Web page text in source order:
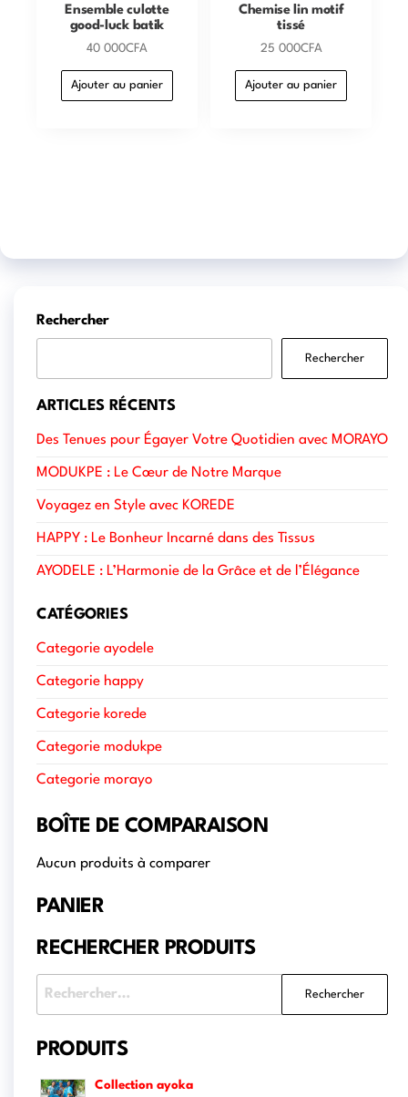
Ensemble culotte
good-luck batik
40 000CFA
Ajouter au panier
Chemise lin motif
tissé
25 000CFA
Ajouter au panier
Rechercher
Rechercher
ARTICLES RÉCENTS
Des Tenues pour Égayer Votre Quotidien avec MORAYO
MODUKPE : Le Cœur de Notre Marque
Voyagez en Style avec KOREDE
HAPPY : Le Bonheur Incarné dans des Tissus
AYODELE : L’Harmonie de la Grâce et de l’Élégance
CATÉGORIES
Categorie ayodele
Categorie happy
Categorie korede
Categorie modukpe
Categorie morayo
BOÎTE DE COMPARAISON
Aucun produits à comparer
PANIER
RECHERCHER PRODUITS
PRODUITS
Collection ayoka